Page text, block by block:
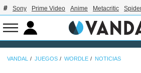
Sony Prime Video Anime Metacritic
VANDAL JUEGOS WORDLE NOTICIAS